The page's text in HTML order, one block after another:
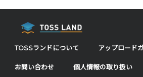
TOSSランドについて アップロード
お問い合わせ 個人情報の取り扱い